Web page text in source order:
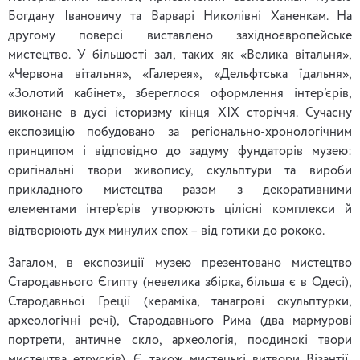
Богдану Івановичу та Варварі Николівні Ханенкам. На
другому поверсі виставлено західноєвропейське
мистецтво. У більшості зал, таких як «Велика вітальня»,
«Червона вітальня», «Галерея», «Дельфтська їдальня»,
«Золотий кабінет», збереглося оформлення інтер’єрів,
виконане в дусі історизму кінця ХІХ сторіччя. Сучасну
експозицію побудовано за регіонально-хронологічним
принципом і відповідно до задуму фундаторів музею:
оригінальні твори живопису, скульптури та вироби
прикладного мистецтва разом з декоративними
елементами інтер’єрів утворюють цілісні комплекси й
відтворюють дух минулих епох – від готики до рококо.
Загалом, в експозиції музею презентовано мистецтво
Стародавнього Єгипту (невелика збірка, більша є в Одесі),
Стародавньої Греції (кераміка, танагрові скульптурки,
археологічні речі), Стародавнього Рима (два мармурові
портрети, античне скло, археологія, поодинокі твори